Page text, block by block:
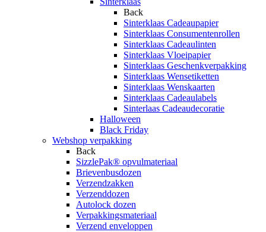
Back
Sinterklaas Cadeaupapier
Sinterklaas Consumentenrollen
Sinterklaas Cadeaulinten
Sinterklaas Vloeipapier
Sinterklaas Geschenkverpakking
Sinterklaas Wensetiketten
Sinterklaas Wenskaarten
Sinterklaas Cadeaulabels
Sinterlaas Cadeaudecoratie
Halloween
Black Friday
Webshop verpakking
Back
SizzlePak® opvulmateriaal
Brievenbusdozen
Verzendzakken
Verzenddozen
Autolock dozen
Verpakkingsmateriaal
Verzend enveloppen